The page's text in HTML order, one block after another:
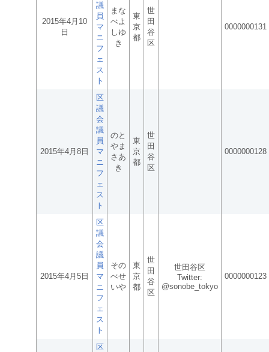
2015年4月10
日
議
員
マ
ニ
フ
ェ
ス
ト
まな
べよ
しゆ
き
東
京
都
世
田
谷
区
0000000131
2015年4月8日
区
議
会
議
員
マ
ニ
フ
ェ
ス
ト
のと
やま
さあ
き
東
京
都
世
田
谷
区
0000000128
2015年4月5日
区
議
会
議
員
マ
ニ
フ
ェ
ス
ト
その
べせ
いや
東
京
都
世
田
谷
区
世田谷区
Twitter:
@sonobe_tokyo
0000000123
区